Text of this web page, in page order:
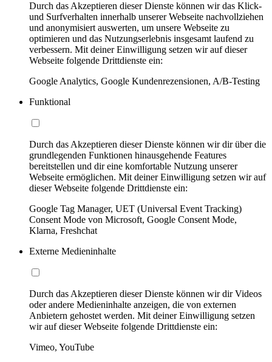
Durch das Akzeptieren dieser Dienste können wir das Klick-
und Surfverhalten innerhalb unserer Webseite nachvollziehen
und anonymisiert auswerten, um unsere Webseite zu
optimieren und das Nutzungserlebnis insgesamt laufend zu
verbessern. Mit deiner Einwilligung setzen wir auf dieser
Webseite folgende Drittdienste ein:
Google Analytics, Google Kundenrezensionen, A/B-Testing
Funktional
Durch das Akzeptieren dieser Dienste können wir dir über die
grundlegenden Funktionen hinausgehende Features
bereitstellen und dir eine komfortable Nutzung unserer
Webseite ermöglichen. Mit deiner Einwilligung setzen wir auf
dieser Webseite folgende Drittdienste ein:
Google Tag Manager, UET (Universal Event Tracking)
Consent Mode von Microsoft, Google Consent Mode,
Klarna, Freshchat
Externe Medieninhalte
Durch das Akzeptieren dieser Dienste können wir dir Videos
oder andere Medieninhalte anzeigen, die von externen
Anbietern gehostet werden. Mit deiner Einwilligung setzen
wir auf dieser Webseite folgende Drittdienste ein:
Vimeo, YouTube